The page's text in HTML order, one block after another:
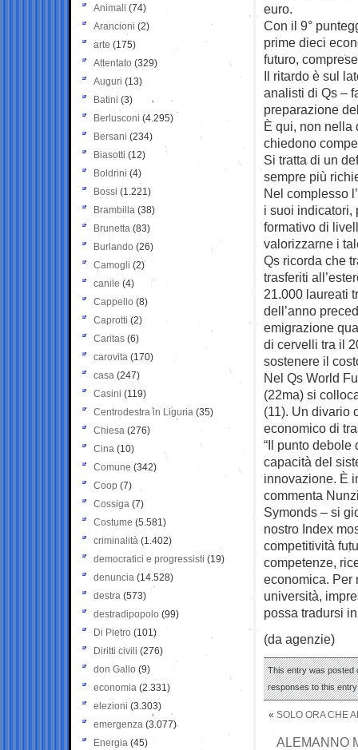
euro.
Con il 9°
prime dieci
futuro,
Il ritardo è sul
analisti di Qs –
preparazione
È qui, non nella
chiedono
Si tratta di un
sempre più
Nel complesso
i suoi indicatori,
formativo di
valorizzarne i
Qs ricorda che
trasferiti
21.000 laureati
dell’anno
emigrazione
di cervelli tra il
sostenere il
Nel Qs World
(22ma) si
(11). Un divario
economico di
“Il punto debole
capacità del
innovazione. È
commenta
Symonds – si
nostro Index
competitività
competenze,
economica. Per
università,
possa tradursi
(da agenzie)
This entry was posted
responses to this
« SOLO ORA CHE
ALEMANNO
Animali (74)
Arancioni (2)
arte (175)
Attentato (329)
Auguri (13)
Batini (3)
Berlusconi (4.295)
Bersani (234)
Biasotti (12)
Boldrini (4)
Bossi (1.221)
Brambilla (38)
Brunetta (83)
Burlando (26)
Camogli (2)
canile (4)
Cappello (8)
Caprotti (2)
Caritas (6)
carovita (170)
casa (247)
Casini (119)
Centrodestra in Liguria (35)
Chiesa (276)
Cina (10)
Comune (342)
Coop (7)
Cossiga (7)
Costume (5.581)
criminalità (1.402)
democratici e progressisti (19)
denuncia (14.528)
destra (573)
destradipopolo (99)
Di Pietro (101)
Diritti civili (276)
don Gallo (9)
economia (2.331)
elezioni (3.303)
emergenza (3.077)
Energia (45)